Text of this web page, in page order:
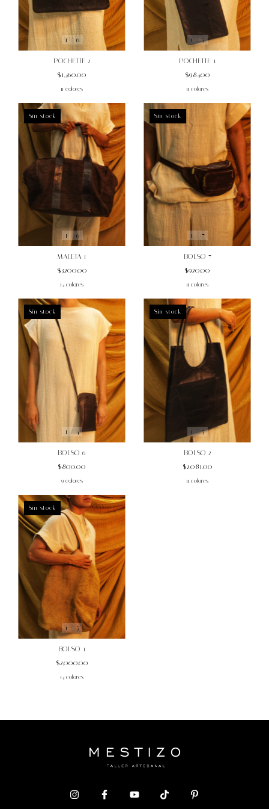
1 / 6
POCHETTE 2
$1,460.00
11 colores
1 /5
POCHETTE 1
$984.00
11 colores
1 / 6
Sin stock
MALETA 1
$3,200.00
14 colores
1 7
Sin stock
BOLSO 7
$920.00
11 colores
1 /4
Sin stock
BOLSO 6
$800.00
9 colores
1 /5
Sin stock
BOLSO 2
$2,081.00
11 colores
1 / 5
Sin stock
BOLSO 1
$2,000.00
14 colores